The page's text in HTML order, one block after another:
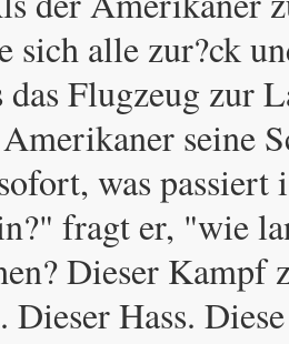
sich alle zur?ck
Flugzeug zur
seine
was passiert
fragt er, "wie
Dieser Kampf
Dieser Hass.